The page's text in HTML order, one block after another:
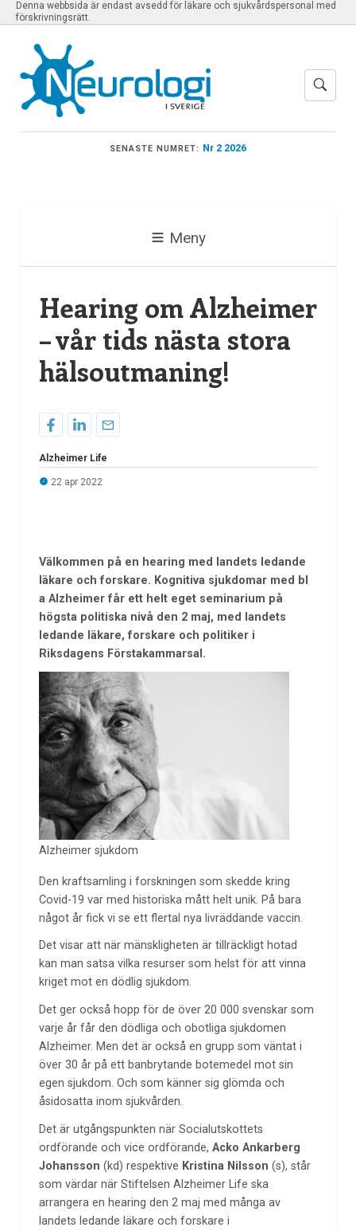
Denna webbsida är endast avsedd för läkare och sjukvårdspersonal med
förskrivningsrätt.
SENASTE NUMRET: Nr 2 2026
Meny
Hearing om Alzheimer
– vår tids nästa stora
hälsoutmaning!
Alzheimer Life
22 apr 2022
Välkommen på en hearing med landets ledande
läkare och forskare. Kognitiva sjukdomar med bl
a Alzheimer får ett helt eget seminarium på
högsta politiska nivå den 2 maj, med landets
ledande läkare, forskare och politiker i
Riksdagens Förstakammarsal.
Alzheimer sjukdom
Den kraftsamling i forskningen som skedde kring
Covid-19 var med historiska mått helt unik. På bara
något år fick vi se ett flertal nya livräddande vaccin.
Det visar att när mänskligheten är tillräckligt hotad
kan man satsa vilka resurser som helst för att vinna
kriget mot en dödlig sjukdom.
Det ger också hopp för de över 20 000 svenskar som
varje år får den dödliga och obotliga sjukdomen
Alzheimer. Men det är också en grupp som väntat i
över 30 år på ett banbrytande botemedel mot sin
egen sjukdom. Och som känner sig glömda och
åsidosatta inom sjukvården.
Det är utgångspunkten när Socialutskottets
ordförande och vice ordförande, Acko Ankarberg
Johansson (kd) respektive Kristina Nilsson (s), står
som värdar när Stiftelsen Alzheimer Life ska
arrangera en hearing den 2 maj med många av
landets ledande läkare och forskare i